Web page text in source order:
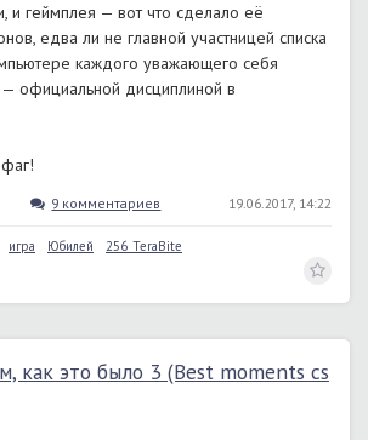
и геймплея — вот что сделало её
едва ли не главной участницей списка
каждого уважающего себя
— официальной дисциплиной в
9 комментариев 19.06.2017, 14:22
игра Юбилей 256_TeraBite
как это было 3 (Best moments cs